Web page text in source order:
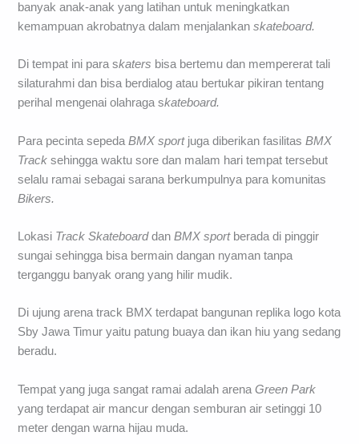
banyak anak-anak yang latihan untuk meningkatkan
kemampuan akrobatnya dalam menjalankanskateboard.
Di tempat ini para skaters bisa bertemu dan mempererat tali
silaturahmi dan bisa berdialog atau bertukar pikiran tentang
perihal mengenai olahraga skateboard.
Para pecinta sepedaBMX sportjuga diberikan fasilitasBMX
Track sehingga waktu sore dan malam hari tempat tersebut
selalu ramai sebagai sarana berkumpulnya para komunitas
Bikers.
Lokasi Track Skateboarddan BMX sportberada di pinggir
sungai sehingga bisa bermain dangan nyaman tanpa
terganggu banyak orang yang hilir mudik.
Di ujung arena track BMX terdapat bangunan replika logo kota
Sby Jawa Timur yaitu patung buaya dan ikan hiu yang sedang
beradu.
Tempat yang juga sangat ramai adalah arena Green Park
yang terdapat air mancur dengan semburan air setinggi 10
meter dengan warna hijau muda.